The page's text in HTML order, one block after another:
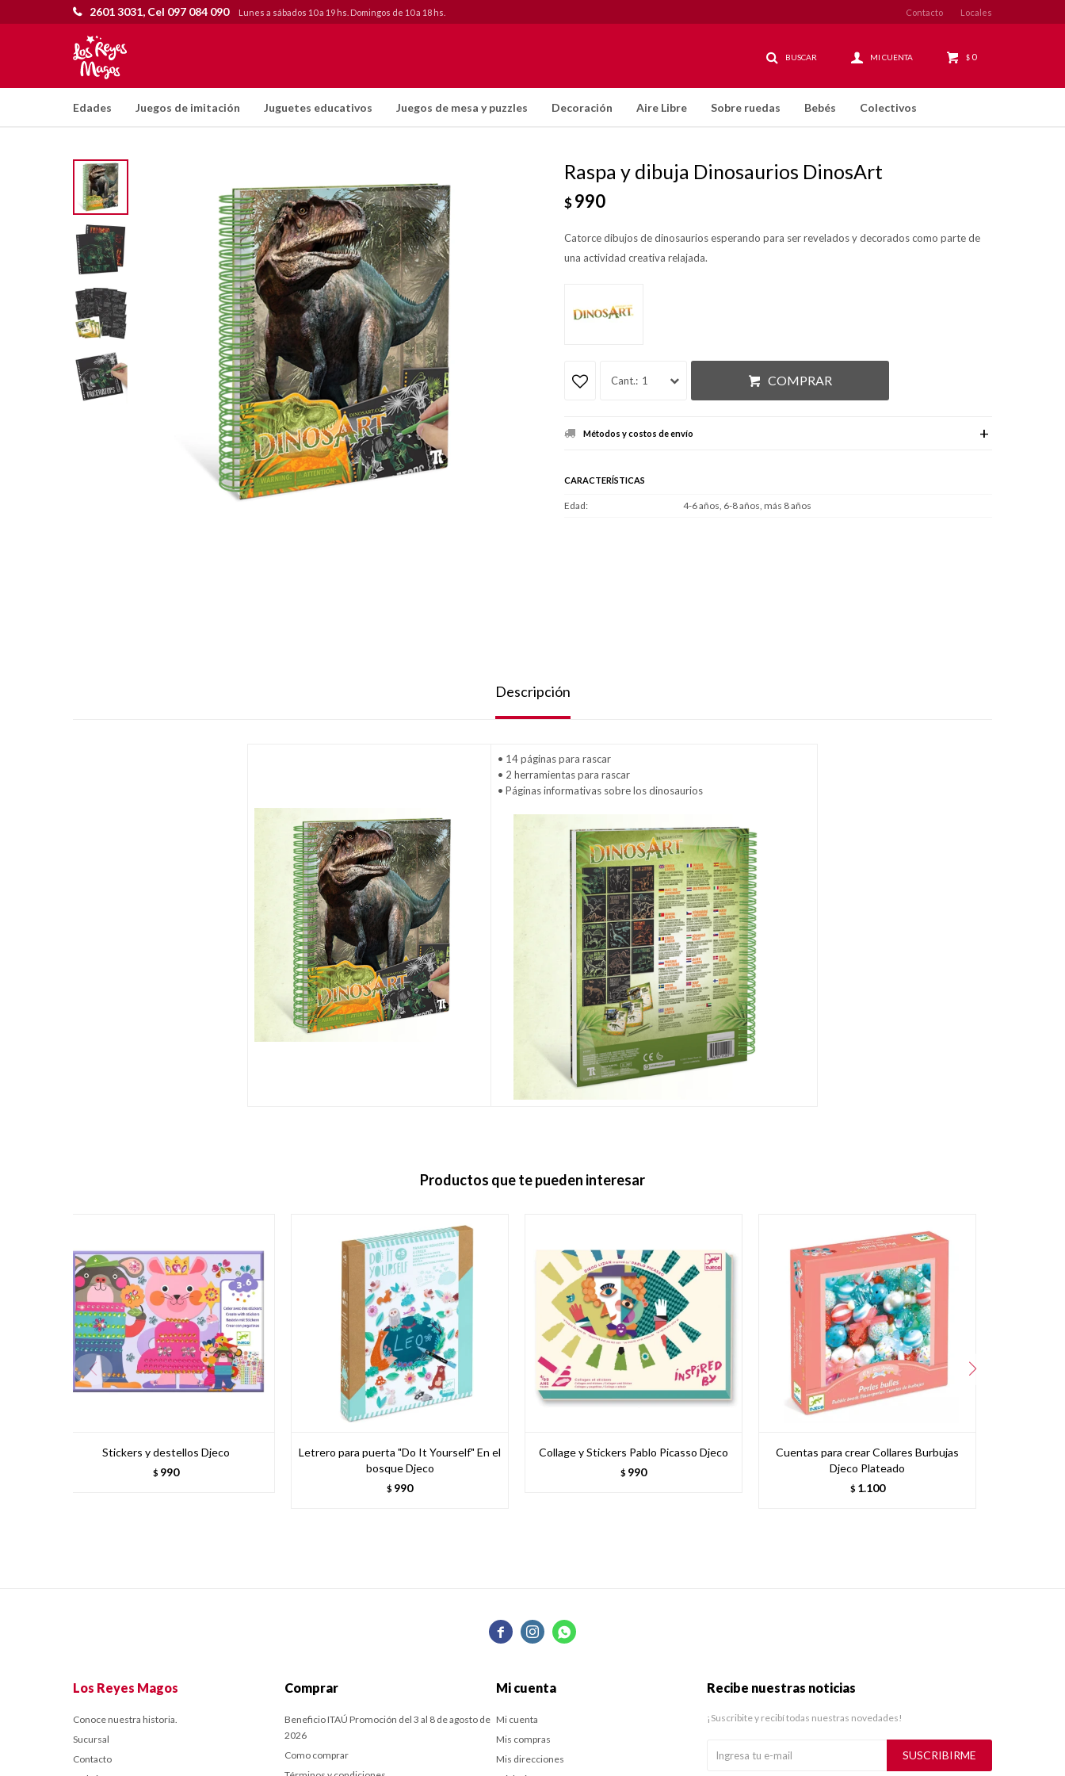
Edades Juegos de imitación Juguetes educativos Juegos de mesa y puzzles Decoración Aire Libre Sobre ruedas Bebés Colectivos
$ 0
2601 3031, Cel 097 084 090 Lunes a sábados 10 a 19 hs. Domingos de 10 a 18 hs. Contacto Locales
Raspa y dibuja Dinosaurios DinosArt
$990
Catorce dibujos de dinosaurios esperando para ser revelados y decorados como parte de
una actividad creativa relajada.
1 COMPRAR
Métodos y costos de envío
CARACTERÍSTICAS
Edad 4-6 años, 6-8 años, más 8 años
Descripción
• 14 páginas para rascar
• 2 herramientas para rascar
• Páginas informativas sobre los dinosaurios
Productos que te pueden interesar
Stickers y destellos Djeco
$ 990
Letrero para puerta "Do It Yourself" En el
bosque Djeco
$ 990
Collage y Stickers Pablo Picasso Djeco
$ 990
Cuentas para crear Collares Burbujas
Djeco Plateado
$ 1.100
  
Los Reyes Magos
Conoce nuestra historia.
Sucursal
Contacto
Comprar
Beneficio ITAÚ Promoción del 3 al 8 de agosto de
2026
Como comprar
Mi cuenta
Mi cuenta
Mis compras
Mis direcciones
Recibe nuestras noticias
¡Suscribite y recibí todas nuestras novedades!
SUSCRIBIRME